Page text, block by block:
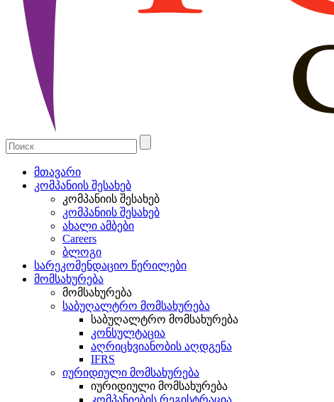
მთავარი
კომპანიის შესახებ
კომპანიის შესახებ
კომპანიის შესახებ
ახალი ამბები
Careers
ბლოგი
სარეკომენდაციო წერილები
მომსახურება
მომსახურება
საბუღალტრო მომსახურება
საბუღალტრო მომსახურება
კონსულტაცია
აღრიცხვიანობის აღდგენა
IFRS
იურიდიული მომსახურება
იურიდიული მომსახურება